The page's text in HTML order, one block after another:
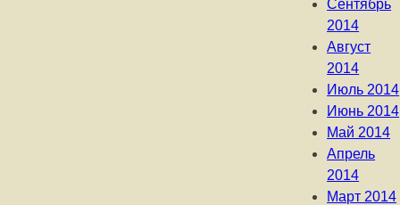
Сентябрь
2014
Август
2014
Июль 2014
Июнь 2014
Май 2014
Апрель
2014
Март 2014